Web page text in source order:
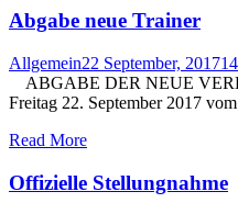
Abgabe neue Trainer
Allgemein22 September, 2017
ABGABE DER NEUE
Freitag 22. September 2017
Read More
Offizielle Stellungnahme